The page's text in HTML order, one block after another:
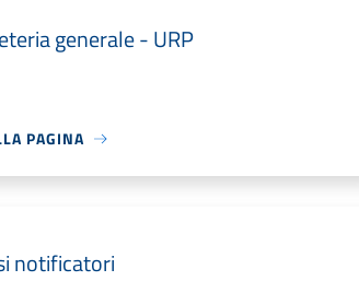
generale - URP
PAGINA
notificatori